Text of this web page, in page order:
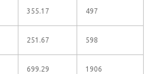
355.17 497
251.67 598
699.29 1906